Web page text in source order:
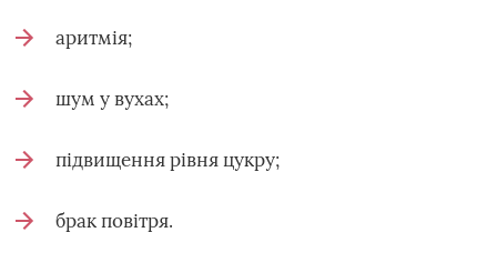
аритмія;
шум у вухах;
підвищення рівня цукру;
брак повітря.